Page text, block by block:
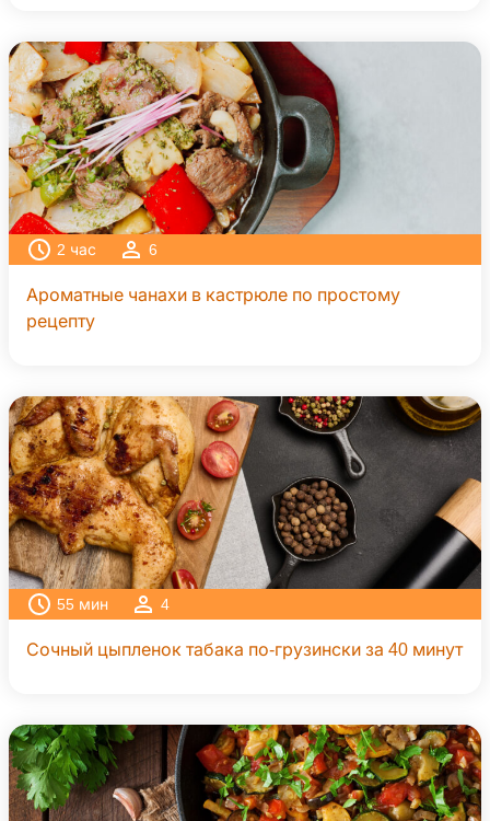
2 час 6
Ароматные чанахи в кастрюле по простому
рецепту
55 мин 4
Сочный цыпленок табака по-грузински за 40 минут